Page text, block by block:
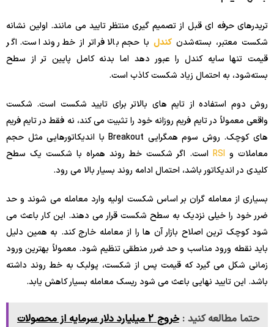
تریدرهای حرفه ای قبل از تصمیم گیری منتظر تایید می مانند. اولین نشانه
شکست معتبر، بسته‌شدن کندل با حجم بالا فراتر از خط روند است. اگر
قیمت تنها سایه کندل را عبور دهد اما بدنه کامل پایین تر از سطح
بسته‌شود، به احتمال زیاد شکست کاذب است.
روش دوم استفاده از تایم های بالاتر برای تایید شکست است. شکست
واقعی معمولاً در تایم فریم روزانه خود را تثبیت می کند، نه فقط در تایم فریم
های کوچک. روش سوم همگرایی Breakout با اندیکاتورهایی مثل حجم
معاملات و RSI است. اگر شکست خط روند همراه با شکست یک سطح
کلیدی در اندیکاتور باشد، احتمال ادامه روند بسیار بالا می رود.
بسیاری از معامله گران بر اساس شکست اولیه وارد معامله می شوند و حد
ضرر خود را خیلی نزدیک به سطح شکست قرار می دهند. این کار باعث می
شود کوچک ترین اصلاح بازار آن ها را از معامله خارج کند. به همین دلیل
باید نقطه ورود مناسب و حد ضرر منطقی تنظیم شود. معمولاً بهترین ورود
زمانی شکل می گیرد که قیمت پس از شکست، پولبک به خط روند داشته
باشد. این تایید نهایی باعث می شود ریسک معامله بسیار کاهش یابد.
حتما مطالعه کنید :
خروج 2 میلیارد دلار سرمایه از محصولات